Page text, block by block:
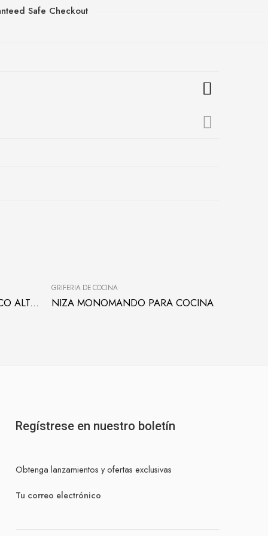
Safe Checkout
SHELBY LLAVE DE PARED PICO ALTO PARA COCINA
-40%
GRIFERÍA DE COCINA
NIZA MONOMANDO PARA COCINA
Regístrese en nuestro boletín
Obtenga lanzamientos y ofertas exclusivas
Tu correo electrónico